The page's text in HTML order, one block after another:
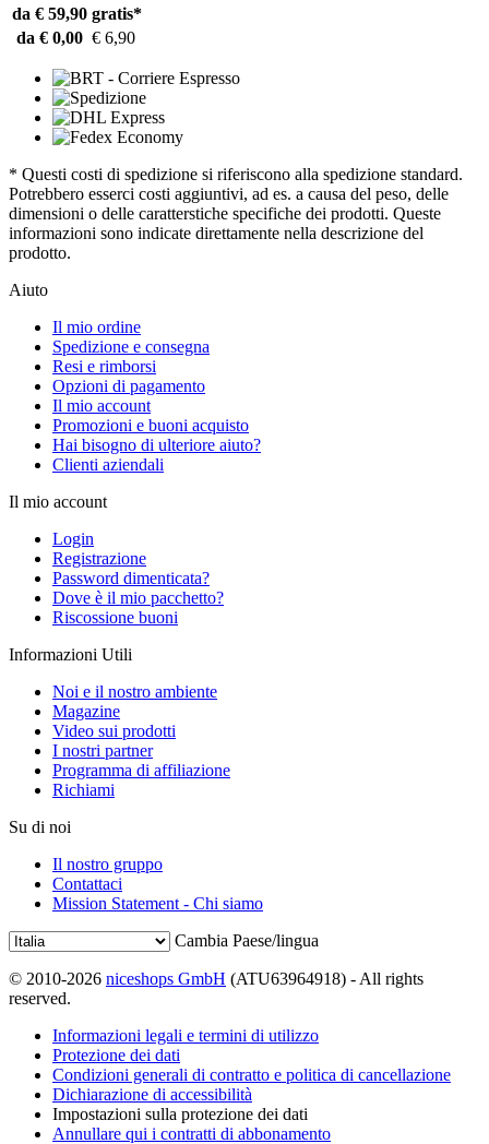
da € 59,90 gratis*
da € 0,00 € 6,90
* Questi costi di spedizione si riferiscono alla spedizione standard.
Potrebbero esserci costi aggiuntivi, ad es. a causa del peso, delle
dimensioni o delle caratterstiche specifiche dei prodotti. Queste
informazioni sono indicate direttamente nella descrizione del
prodotto.
Aiuto
Il mio ordine
Spedizione e consegna
Resi e rimborsi
Opzioni di pagamento
Il mio account
Promozioni e buoni acquisto
Hai bisogno di ulteriore aiuto?
Clienti aziendali
Il mio account
Login
Registrazione
Password dimenticata?
Dove è il mio pacchetto?
Riscossione buoni
Informazioni Utili
Noi e il nostro ambiente
Magazine
Video sui prodotti
I nostri partner
Programma di affiliazione
Richiami
Su di noi
Il nostro gruppo
Contattaci
Mission Statement - Chi siamo
Cambia Paese/lingua
© 2010-2026 niceshops GmbH (ATU63964918) - All rights
reserved.
Informazioni legali e termini di utilizzo
Protezione dei dati
Condizioni generali di contratto e politica di cancellazione
Dichiarazione di accessibilità
Impostazioni sulla protezione dei dati
Annullare qui i contratti di abbonamento